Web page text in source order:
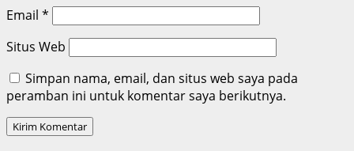
Email *
Situs Web
Simpan nama, email, dan situs web saya pada
peramban ini untuk komentar saya berikutnya.